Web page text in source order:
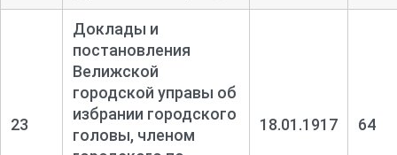
23
Доклады и
постановления
Велижской
городской управы об
избрании городского
головы, членом
18.01.1917 64